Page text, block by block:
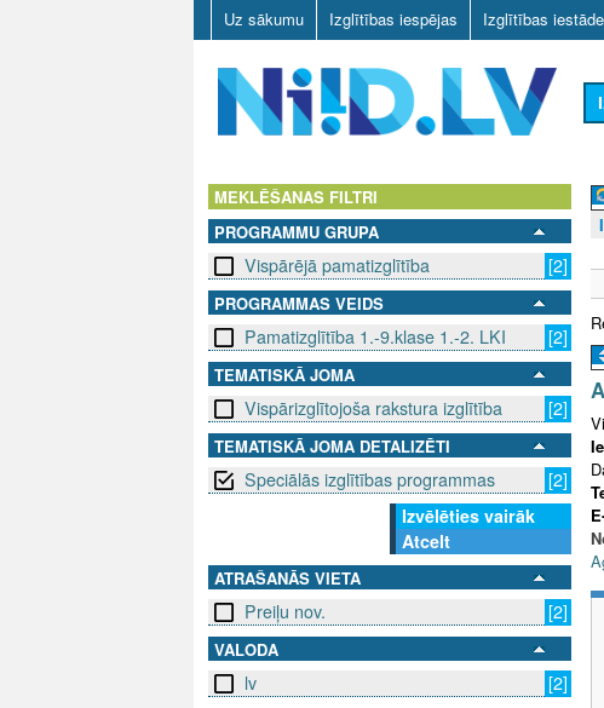
Uz sākumu Izglītības iespējas Izglītības
D
L
V
MEKLĒŠANAS FILTRI
PROGRAMMU GRUPA
Vispārējā pamatizglītība [2]
PROGRAMMAS VEIDS
Pamatizglītība 1.-9.klase 1.-2. LKI [2]
TEMATISKĀ JOMA
Vispārizglītojoša rakstura izglītība [2]
TEMATISKĀ JOMA DETALIZĒTI
Speciālās izglītības programmas
[2]
Izvēlēties vairāk
Atcelt
ATRAŠANĀS VIETA
Preiļu nov. [2]
VALODA
lv [2]